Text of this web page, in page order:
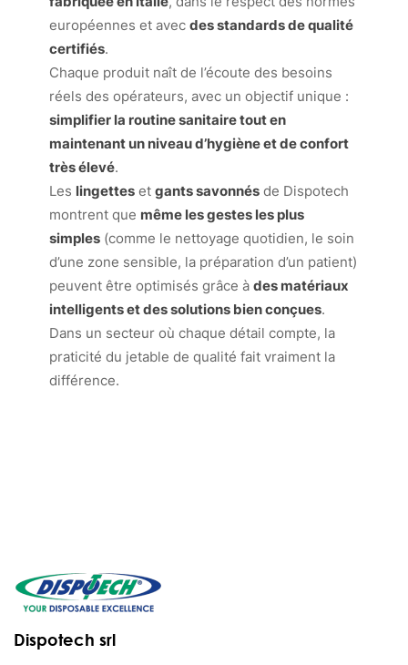
européennes et avecdes standards de qualité
certifiés.
Chaque produit naît de l’écoute des besoins
réels des opérateurs, avec un objectif unique :
simplifier la routine sanitaire tout en
maintenant un niveau d’hygiène et de confort
très élevé.
Les lingettes etgants savonnés de Dispotech
montrent que même les gestes les plus
simples (comme le nettoyage quotidien, le soin
d’une zone sensible, la préparation d’un patient)
peuvent être optimisés grâce àdes matériaux
intelligents et des solutions bien conçues.
Dans un secteur où chaque détail compte, la
praticité du jetable de qualité fait vraiment la
différence.
Dispotech srl